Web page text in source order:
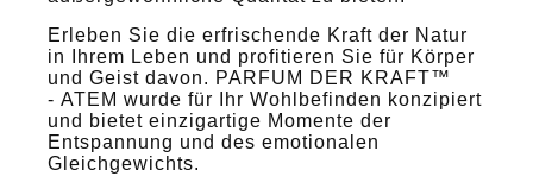
Erleben Sie die erfrischende Kraft der Natur
in Ihrem Leben und profitieren Sie für Körper
und Geist davon. PARFUM DER KRAFT™
- ATEM wurde für Ihr Wohlbefinden konzipiert
und bietet einzigartige Momente der
Entspannung und des emotionalen
Gleichgewichts.